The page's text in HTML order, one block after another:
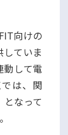
向けの
ていま
動して電
は、関
なって